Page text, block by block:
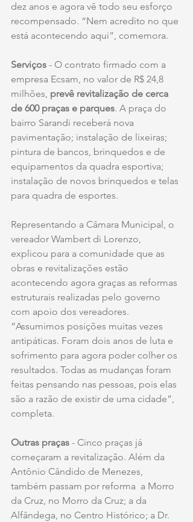
dez anos e agora vê todo seu esforço
recompensado. “Nem acredito no que
está acontecendo aqui”, comemora.
Serviços - O contrato firmado com a
empresa Ecsam, no valor de R$ 24,8
milhões, prevê revitalização de cerca
de 600 praças e parques. A praça do
bairro Sarandi receberá nova
pavimentação; instalação de lixeiras;
pintura de bancos, brinquedos e de
equipamentos da quadra esportiva;
instalação de novos brinquedos e telas
para quadra de esportes.
Representando a Câmara Municipal, o
vereador Wambert di Lorenzo,
explicou para a comunidade que as
obras e revitalizações estão
acontecendo agora graças as reformas
estruturais realizadas pelo governo
com apoio dos vereadores.
“Assumimos posições muitas vezes
antipáticas. Foram dois anos de luta e
sofrimento para agora poder colher os
resultados. Todas as mudanças foram
feitas pensando nas pessoas, pois elas
são a razão de existir de uma cidade”,
completa.
Outras praças - Cinco praças já
começaram a revitalização. Além da
Antônio Cândido de Menezes,
também passam por reforma  a Morro
da Cruz, no Morro da Cruz; a da
Alfândega, no Centro Histórico; a Dr.